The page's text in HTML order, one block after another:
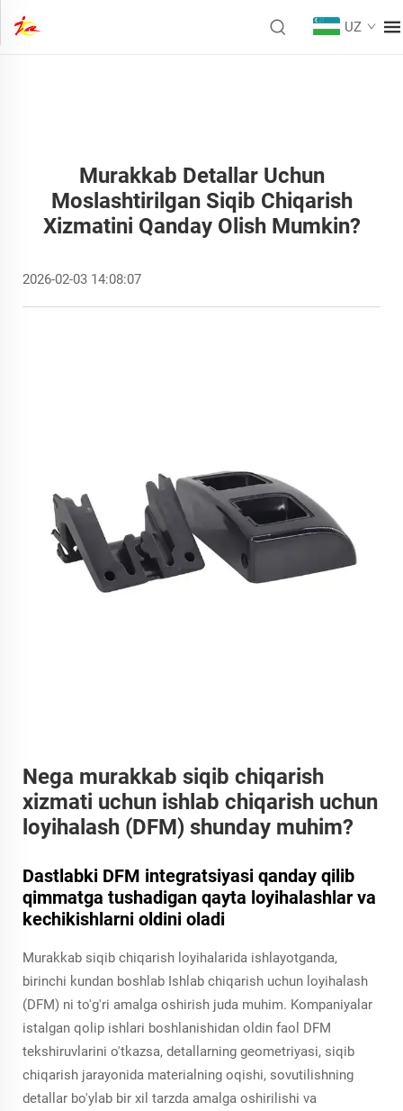
UZ
Murakkab Detallar Uchun
Moslashtirilgan Siqib Chiqarish
Xizmatini Qanday Olish Mumkin?
2026-02-03 14:08:07
Nega murakkab siqib chiqarish
xizmati uchun ishlab chiqarish uchun
loyihalash (DFM) shunday muhim?
Dastlabki DFM integratsiyasi qanday qilib
qimmatga tushadigan qayta loyihalashlar va
kechikishlarni oldini oladi
Murakkab siqib chiqarish loyihalarida ishlayotganda,
birinchi kundan boshlab Ishlab chiqarish uchun loyihalash
(DFM) ni to'g'ri amalga oshirish juda muhim. Kompaniyalar
istalgan qolip ishlari boshlanishidan oldin faol DFM
tekshiruvlarini o'tkazsa, detallarning geometriyasi, siqib
chiqarish jarayonida materialning oqishi, sovutilishning
detallar bo'ylab bir xil tarzda amalga oshirilishi va